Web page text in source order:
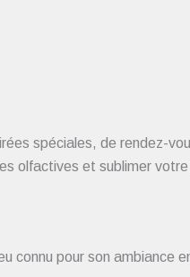
spéciales, de rendez-
olfactives et sublimer votre
connu pour son ambiance